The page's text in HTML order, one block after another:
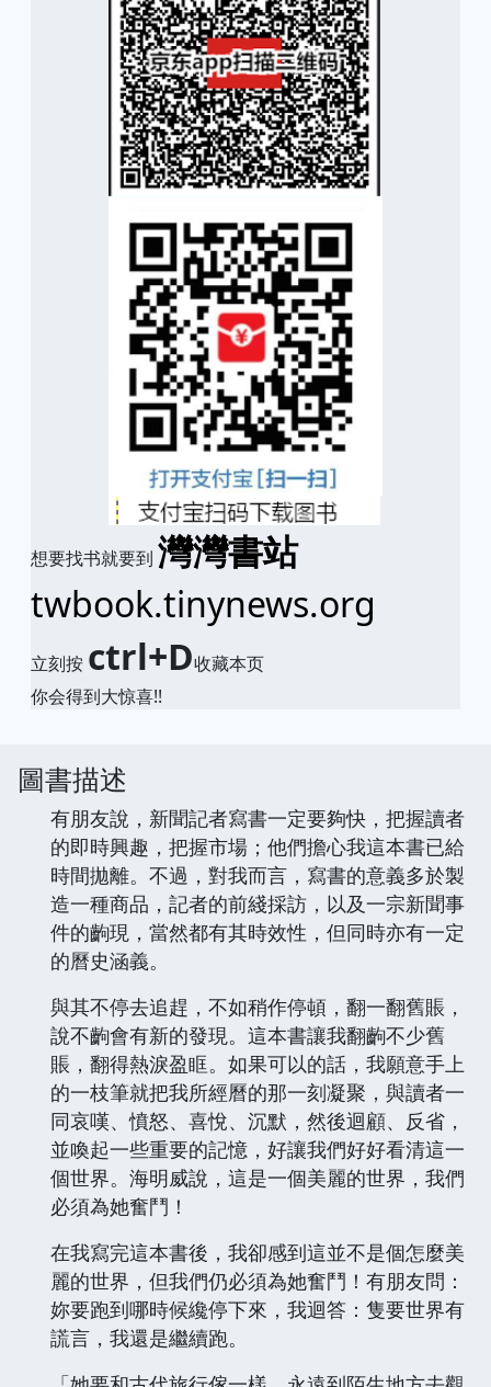
想要找书就要到 灣灣書站
twbook.tinynews.org
立刻按 ctrl+D收藏本页
你会得到大惊喜!!
圖書描述
有朋友說，新聞記者寫書一定要夠快，把握讀者
的即時興趣，把握市場；他們擔心我這本書已給
時間拋離。不過，對我而言，寫書的意義多於製
造一種商品，記者的前綫採訪，以及一宗新聞事
件的齣現，當然都有其時效性，但同時亦有一定
的曆史涵義。
與其不停去追趕，不如稍作停頓，翻一翻舊賬，
說不齣會有新的發現。這本書讓我翻齣不少舊
賬，翻得熱淚盈眶。如果可以的話，我願意手上
的一枝筆就把我所經曆的那一刻凝聚，與讀者一
同哀嘆、憤怒、喜悅、沉默，然後迴顧、反省，
並喚起一些重要的記憶，好讓我們好好看清這一
個世界。海明威說，這是一個美麗的世界，我們
必須為她奮鬥！
在我寫完這本書後，我卻感到這並不是個怎麼美
麗的世界，但我們仍必須為她奮鬥！有朋友問：
妳要跑到哪時候纔停下來，我迴答：隻要世界有
謊言，我還是繼續跑。